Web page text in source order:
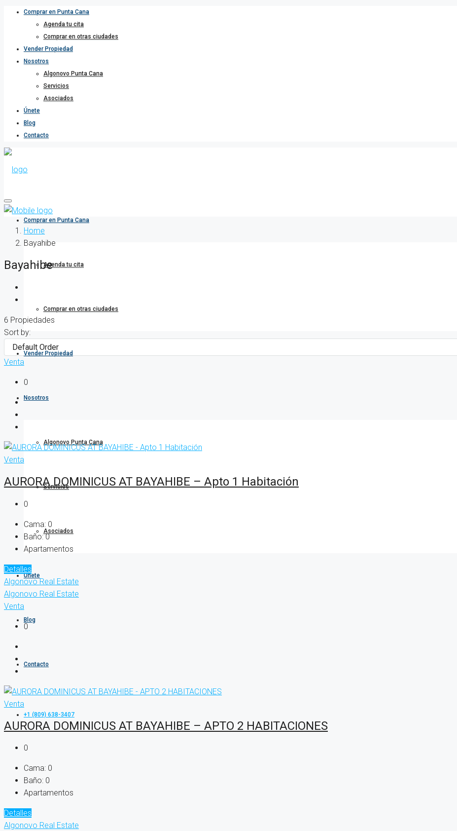
Comprar en Punta Cana
Agenda tu cita
Comprar en otras ciudades
Vender Propiedad
Nosotros
Algonovo Punta Cana
Servicios
Asociados
Únete
Blog
Contacto
Comprar en Punta Cana
Agenda tu cita
Comprar en otras ciudades
Vender Propiedad
Nosotros
Algonovo Punta Cana
Servicios
Asociados
Únete
Blog
Contacto
+1 (809) 638-3407
Home
Bayahibe
Bayahibe
6 Propiedades
Sort by:
Venta
0
Venta
AURORA DOMINICUS AT BAYAHIBE – Apto 1 Habitación
0
Cama: 0
Baño: 0
Apartamentos
Detalles
Algonovo Real Estate
Algonovo Real Estate
Venta
0
Venta
AURORA DOMINICUS AT BAYAHIBE – APTO 2 HABITACIONES
0
Cama: 0
Baño: 0
Apartamentos
Detalles
Algonovo Real Estate